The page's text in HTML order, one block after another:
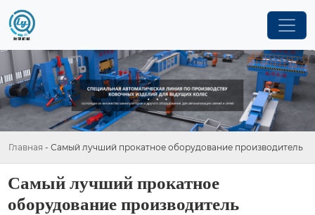
Главная - Самый лучший прокатное оборудование производитель
Самый лучший прокатное
оборудование производитель